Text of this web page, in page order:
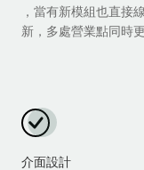
，當有新模組也直接
新，多處營業點同時更
介面設計